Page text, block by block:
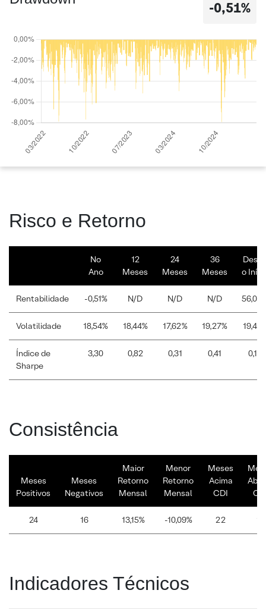
-0,51%
Risco e Retorno
No
Ano
12
Meses
24
Meses
36
Meses
o
Rentabilidade -0,51% N/D N/D N/D
Volatilidade 18,54% 18,44% 17,62% 19,27%
Índice de
Sharpe
3,30 0,82 0,31 0,41 0,19
Consistência
Meses
Positivos
Meses
Negativos
Maior
Retorno
Mensal
Menor
Retorno
Mensal
Meses
Acima
CDI
24 16 13,15% -10,09% 22 18
Indicadores Técnicos